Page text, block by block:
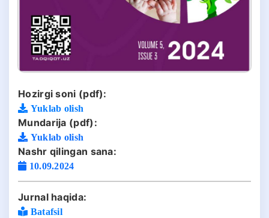
Hozirgi soni (pdf):
Yuklab olish
Mundarija (pdf):
Yuklab olish
Nashr qilingan sana:
10.09.2024
Jurnal haqida:
Batafsil